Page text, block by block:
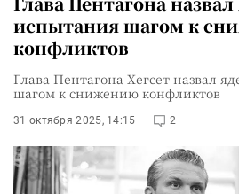
испытания шагом к
конфликтов
Глава Пентагона Хегсет назвал
шагом к снижению конфликтов
31 октября 2025, 14:15 2